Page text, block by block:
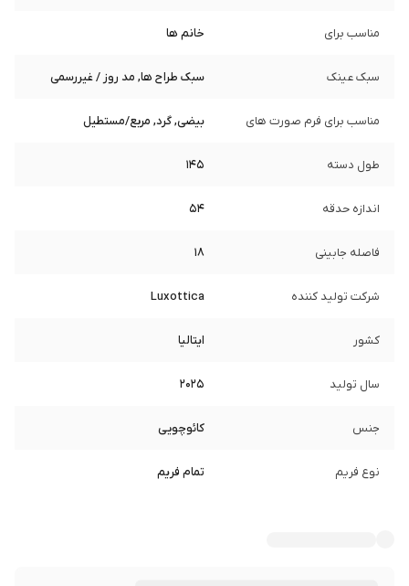
مناسب برای خانم ها
سبک عینک سبک طراح ها, مد روز / غیررسمی
مناسب برای فرم صورت های بیضی, گرد, مربع/مستطیل
طول دسته 145
اندازه حدقه 54
فاصله جابینی 18
شرکت تولید کننده Luxottica
کشور ایتالیا
سال تولید 2025
جنس کائوچویی
نوع فریم تمام فریم